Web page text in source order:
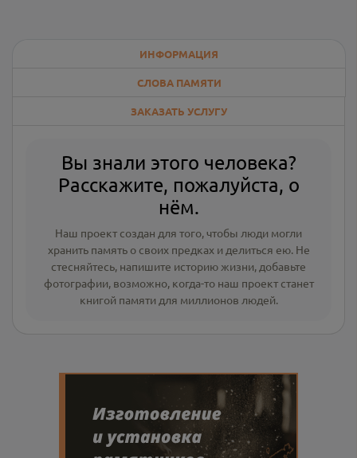
ИНФОРМАЦИЯ
СЛОВА ПАМЯТИ
ЗАКАЗАТЬ УСЛУГУ
Вы знали этого человека?
Расскажите, пожалуйста, о
нём.
Наш проект создан для того, чтобы люди могли
хранить память о своих предках и делиться ею. Не
стесняйтесь, напишите историю жизни, добавьте
фотографии, возможно, когда-то наш проект станет
книгой памяти для миллионов людей.